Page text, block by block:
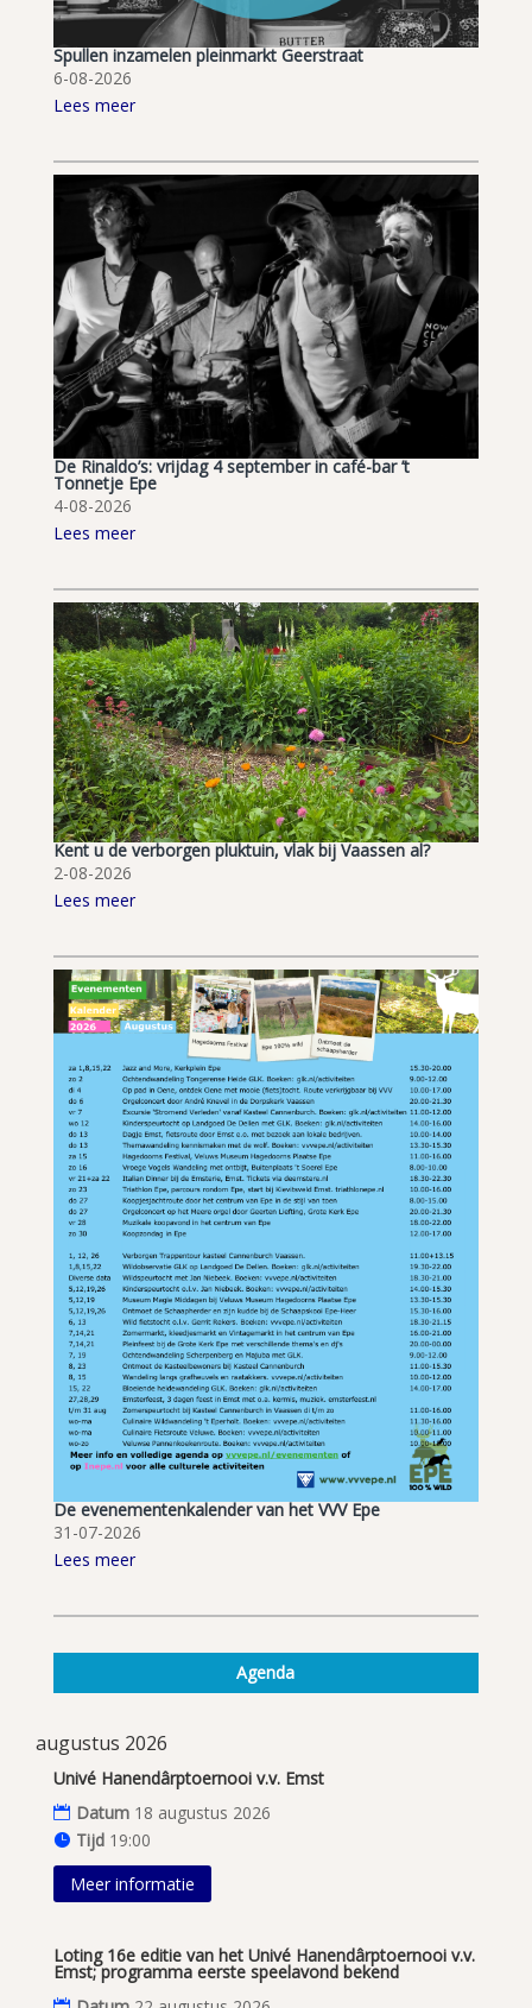
Spullen inzamelen pleinmarkt Geerstraat
6-08-2026
Lees meer
De Rinaldo’s: vrijdag 4 september in café-bar ’t
Tonnetje Epe
4-08-2026
Lees meer
Kent u de verborgen pluktuin, vlak bij Vaassen al?
2-08-2026
Lees meer
De evenementenkalender van het VVV Epe
31-07-2026
Lees meer
Agenda
augustus 2026
Univé Hanendârptoernooi v.v. Emst
Datum 18 augustus 2026
Tijd 19:00
Meer informatie
Loting 16e editie van het Univé Hanendârptoernooi v.v.
Emst; programma eerste speelavond bekend